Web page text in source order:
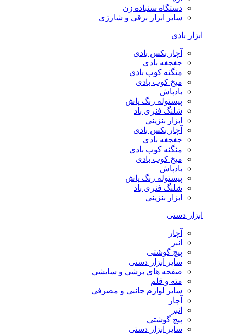
دستگاه سنباده زن
سایر ابزار برقی و شارژی
ابزار بادی
آچار بکس بادی
جغجغه بادی
منگنه کوب بادی
میخ کوب بادی
بادپاش
پیستوله رنگ پاش
شلنگ فنری باد
ابزار بنزینی
آچار بکس بادی
جغجغه بادی
منگنه کوب بادی
میخ کوب بادی
بادپاش
پیستوله رنگ پاش
شلنگ فنری باد
ابزار بنزینی
ابزار دستی
آچار
انبر
پیچ گوشتی
سایر ابزار دستی
صفحه های برشی و سایشی
مته و قلم
سایر لوازم جانبی و مصرفی
آچار
انبر
پیچ گوشتی
سایر ابزار دستی